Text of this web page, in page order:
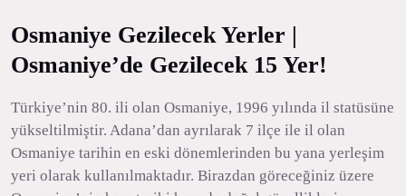
Osmaniye Gezilecek Yerler |
Osmaniye’de Gezilecek 15 Yer!
Türkiye’nin 80. ili olan Osmaniye, 1996 yılında il statüsüne
yükseltilmiştir. Adana’dan ayrılarak 7 ilçe ile il olan
Osmaniye tarihin en eski dönemlerinden bu yana yerleşim
yeri olarak kullanılmaktadır. Birazdan göreceğiniz üzere